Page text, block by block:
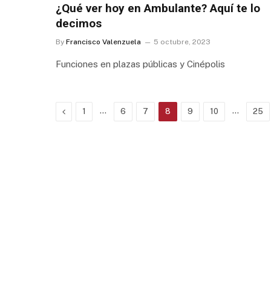
¿Qué ver hoy en Ambulante? Aquí te lo
decimos
By Francisco Valenzuela 5 octubre, 2023
Funciones en plazas públicas y Cinépolis
Previous
1 … 6 7 8 9 10 … 25